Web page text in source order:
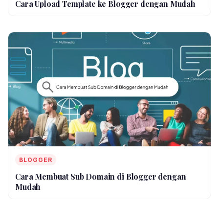
Cara Upload Template ke Blogger dengan Mudah
BLOGGER
Cara Membuat Sub Domain di Blogger dengan
Mudah